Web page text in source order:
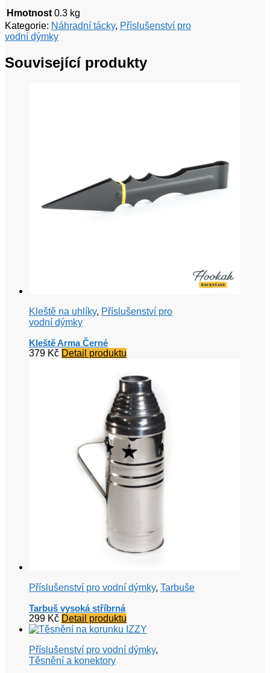
Hmotnost 0.3 kg
Kategorie: Náhradní tácky, Příslušenství pro
vodní dýmky
Související produkty
Kleště na uhlíky, Příslušenství pro
vodní dýmky
Kleště Arma Černé
379 Kč Detail produktu
Příslušenství pro vodní dýmky, Tarbuše
Tarbuš vysoká stříbrná
299 Kč Detail produktu
Příslušenství pro vodní dýmky,
Těsnění a konektory